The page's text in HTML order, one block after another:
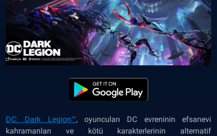
DC: Dark Legion™, oyuncuları DC evreninin efsanevi
kahramanları ve kötü karakterlerinin alternatif